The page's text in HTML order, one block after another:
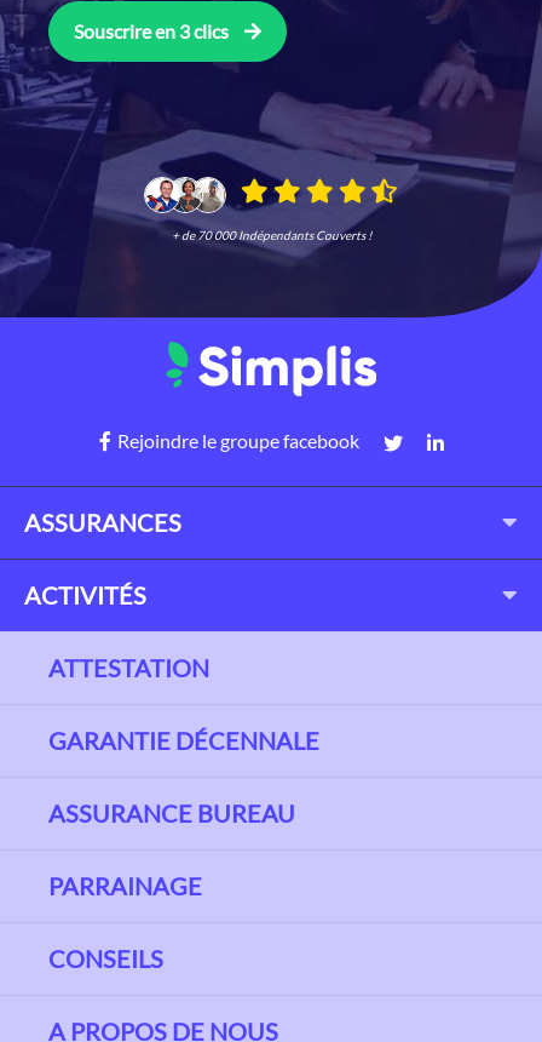
Souscrire en 3 clics
+ de 70 000 Indépendants Couverts !
Rejoindre le groupe facebook
ASSURANCES
ACTIVITÉS
ATTESTATION
GARANTIE DÉCENNALE
ASSURANCE BUREAU
PARRAINAGE
CONSEILS
A PROPOS DE NOUS